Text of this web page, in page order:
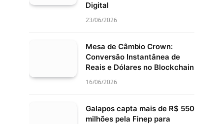
Digital
23/06/2026
Mesa de Câmbio Crown:
Conversão Instantânea de
Reais e Dólares no Blockchain
16/06/2026
Galapos capta mais de R$ 550
milhões pela Finep para